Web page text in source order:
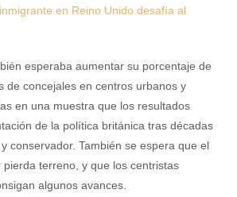
en Reino Unido desafía al
esperaba aumentar su porcentaje de
de concejales en centros urbanos y
en una muestra que los resultados
de la política británica tras décadas
conservador. También se espera que el
pierda terreno, y que los centristas
algunos avances.